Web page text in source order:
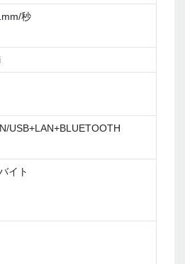
秒
USB+LAN+BLUETOOTH
イト